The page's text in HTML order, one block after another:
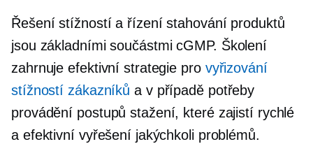
Řešení stížností a řízení stahování produktů
jsou základními součástmi cGMP. Školení
zahrnuje efektivní strategie pro vyřizování
stížností zákazníků a v případě potřeby
provádění postupů stažení, které zajistí rychlé
a efektivní vyřešení jakýchkoli problémů.